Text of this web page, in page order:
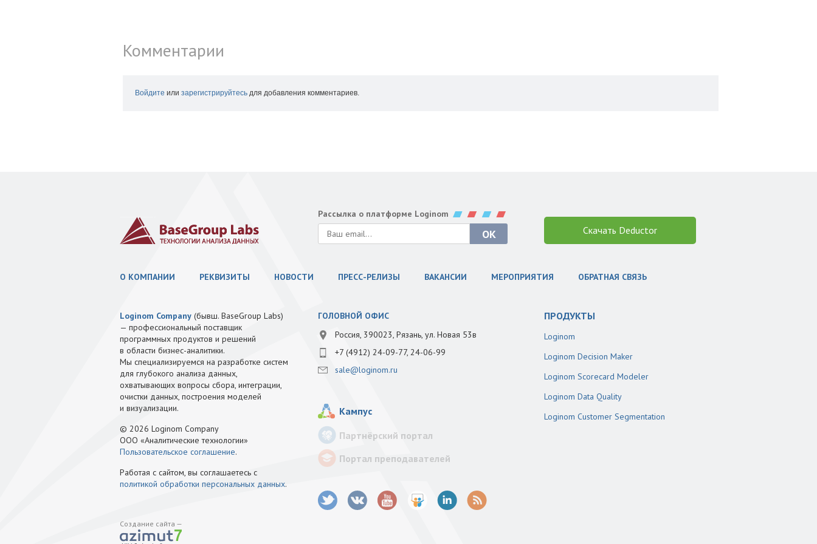
Комментарии
Войдите или зарегистрируйтесь для добавления комментариев.
Рассылка о платформе Loginom
Скачать Deductor
О КОМПАНИИ РЕКВИЗИТЫ НОВОСТИ ПРЕСС-РЕЛИЗЫ ВАКАНСИИ МЕРОПРИЯТИЯ ОБРАТНАЯ СВЯЗЬ
Loginom Company (бывш. BaseGroup Labs)
— профессиональный поставщик
программных продуктов и решений
в области бизнес-аналитики.
Мы специализируемся на разработке систем
для глубокого анализа данных,
охватывающих вопросы сбора, интеграции,
очистки данных, построения моделей
и визуализации.
© 2026 Loginom Company
ООО «Аналитические технологии»
Пользовательское соглашение.
Работая с сайтом, вы соглашаетесь с
политикой обработки персональных данных.
Создание сайта —
ГОЛОВНОЙ ОФИС
Россия, 390023, Рязань, ул. Новая 53в
+7 (4912) 24-09-77, 24-06-99
sale@loginom.ru
Кампус
Партнёрский портал
Портал преподавателей
ПРОДУКТЫ
Loginom
Loginom Decision Maker
Loginom Scorecard Modeler
Loginom Data Quality
Loginom Customer Segmentation